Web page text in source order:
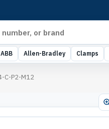
ABB Allen-Bradley Clamps
C-P2-M12